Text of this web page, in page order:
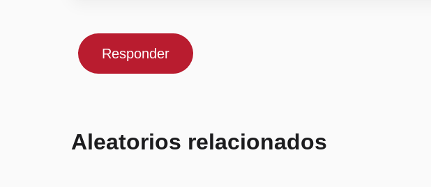
Responder
Aleatorios relacionados